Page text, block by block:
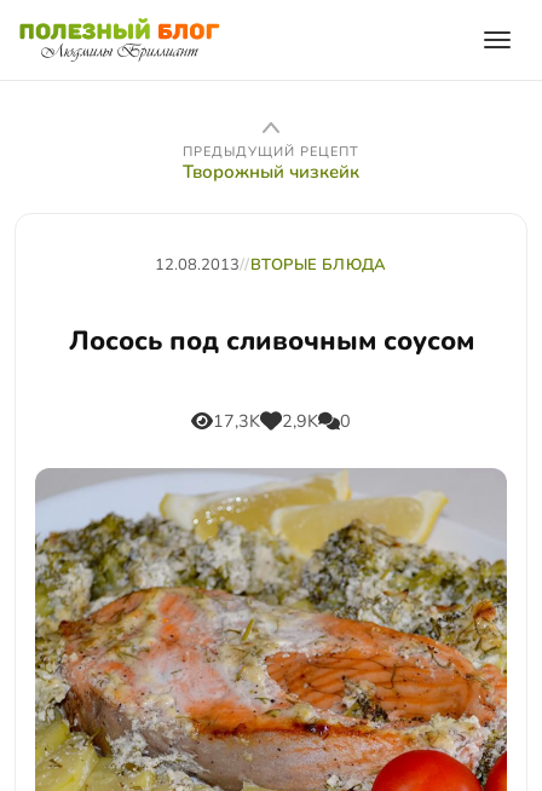
ПРЕДЫДУЩИЙ РЕЦЕПТ
Творожный чизкейк
12.08.2013//ВТОРЫЕ БЛЮДА
Лосось под сливочным соусом
17,3K 2,9K 0